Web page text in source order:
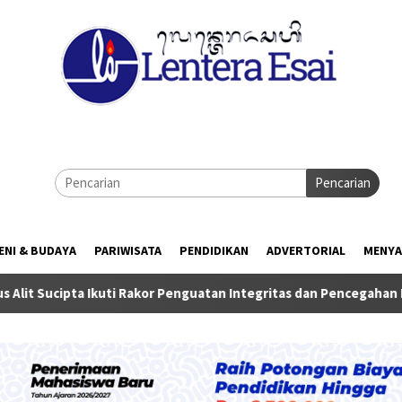
Pencarian
& BUDAYA PARIWISATA PENDIDIKAN ADVERTORIAL
Penguatan Integritas dan Pencegahan Korupsi di Surabaya